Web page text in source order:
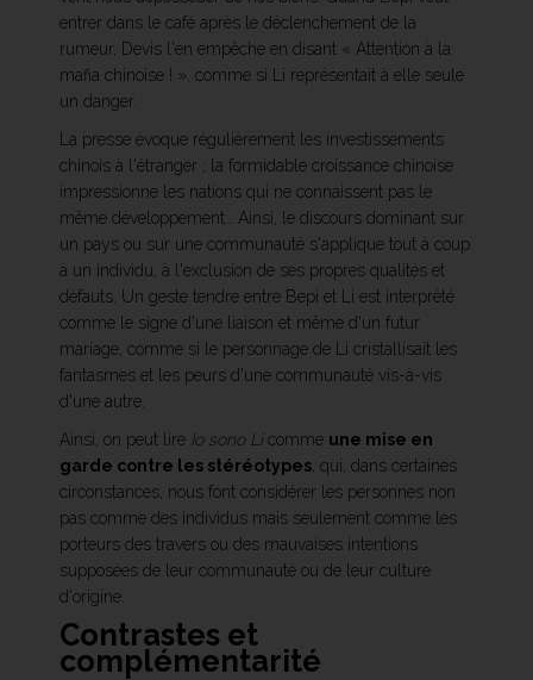
entrer dans le café après le déclenchement de la
rumeur, Devis l'en empêche en disant « Attention à la
mafia chinoise ! », comme si Li représentait à elle seule
un danger.
La presse évoque régulièrement les investissements
chinois à l'étranger ; la formidable croissance chinoise
impressionne les nations qui ne connaissent pas le
même développement… Ainsi, le discours dominant sur
un pays ou sur une communauté s'applique tout à coup
à un individu, à l'exclusion de ses propres qualités et
défauts. Un geste tendre entre Bepi et Li est interprété
comme le signe d'une liaison et même d'un futur
mariage, comme si le personnage de Li cristallisait les
fantasmes et les peurs d'une communauté vis-à-vis
d'une autre.
Ainsi, on peut lire Io sono Licomme une mise en
garde contre les stéréotypes , qui, dans certaines
circonstances, nous font considérer les personnes non
pas comme des individus mais seulement comme les
porteurs des travers ou des mauvaises intentions
supposées de leur communauté ou de leur culture
d'origine.
Contrastes et
complémentarité